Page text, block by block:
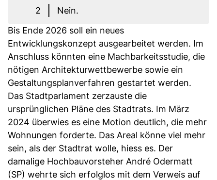
2
Nein.
Bis Ende 2026 soll ein neues
Entwicklungskonzept ausgearbeitet werden. Im
Anschluss könnten eine Machbarkeitsstudie, die
nötigen Architekturwettbewerbe sowie ein
Gestaltungsplanverfahren gestartet werden.
Das Stadtparlament zerzauste die
ursprünglichen Pläne des Stadtrats. Im März
2024 überwies es eine Motion deutlich, die mehr
Wohnungen forderte. Das Areal könne viel mehr
sein, als der Stadtrat wolle, hiess es. Der
damalige Hochbauvorsteher André Odermatt
(SP) wehrte sich erfolglos mit dem Verweis auf